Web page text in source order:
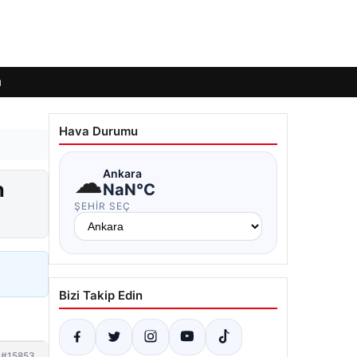
Hava Durumu
☁Ankara
NaN°C
ŞEHIR SEÇ
Bizi Takip Edin